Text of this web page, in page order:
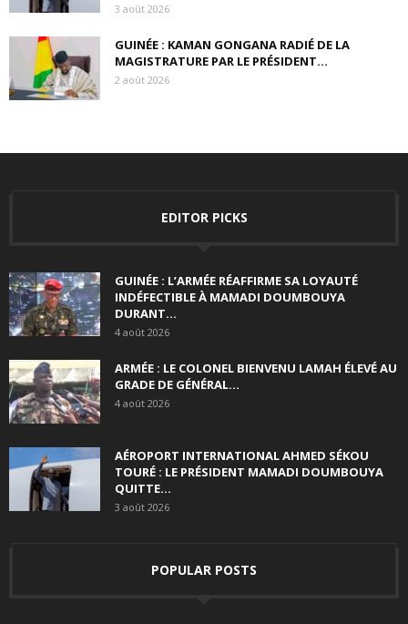
3 août 2026
GUINÉE : KAMAN GONGANA RADIÉ DE LA
MAGISTRATURE PAR LE PRÉSIDENT...
2 août 2026
EDITOR PICKS
GUINÉE : L’ARMÉE RÉAFFIRME SA LOYAUTÉ
INDÉFECTIBLE À MAMADI DOUMBOUYA
DURANT...
4 août 2026
ARMÉE : LE COLONEL BIENVENU LAMAH ÉLEVÉ AU
GRADE DE GÉNÉRAL...
4 août 2026
AÉROPORT INTERNATIONAL AHMED SÉKOU
TOURÉ : LE PRÉSIDENT MAMADI DOUMBOUYA
QUITTE...
3 août 2026
POPULAR POSTS